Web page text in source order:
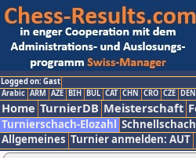
Logged on: Gast
Arabic ARM AZE BIH BUL CAT CHN CRO CZE DEN
Home TurnierDB Meisterschaft
Turnierschach-Elozahl
Allgemeines Turnier anmelden: AUT